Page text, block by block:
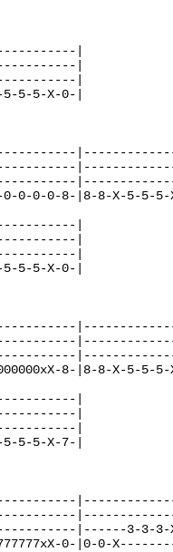
|
|
|
5-5-X-0-|
0-0-0-8-|8-8-X-5-5-5-
|
|
|
5-5-X-0-|
8-|8-8-X-5-5-5-
|
|
|
5-5-X-7-|
|------3-3-3-
0-|0-0-